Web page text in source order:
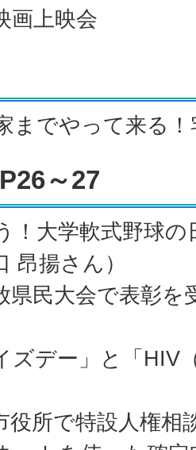
画上映会
までやって来る！
～27
！大学軟式野球
昂揚さん）
県民大会で表彰を
ズデー」と「HIV
役所で特設人権相